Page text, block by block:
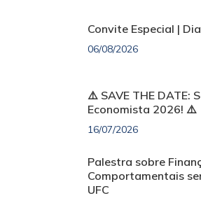
Convite Especial |
06/08/2026
⚠️ SAVE THE DATE:
Economista 2026! ⚠️
16/07/2026
Palestra sobre
Comportamentais
UFC